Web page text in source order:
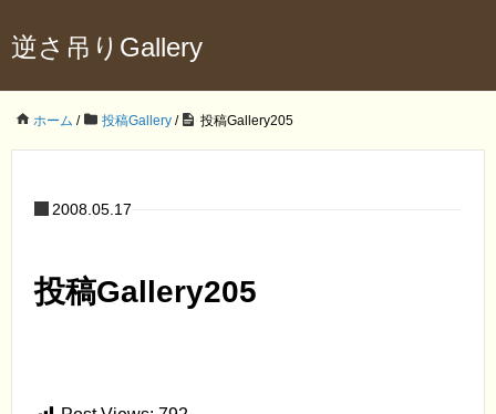
逆さ吊りGallery
ホーム / 投稿Gallery / 投稿Gallery205
2008.05.17
投稿Gallery205